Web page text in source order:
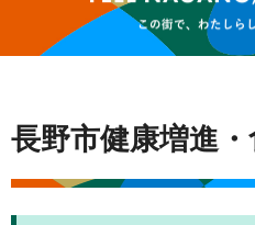
長野市健康増進